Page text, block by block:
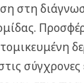
στη
σύγχρονες